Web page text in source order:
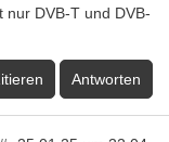
nur DVB-T und DVB-
Antworten